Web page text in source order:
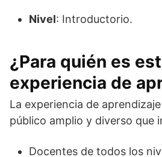
Nivel: Introductorio.
¿Para quién es
experiencia de
La experiencia de
público amplio y diverso que
Docentes de todos los